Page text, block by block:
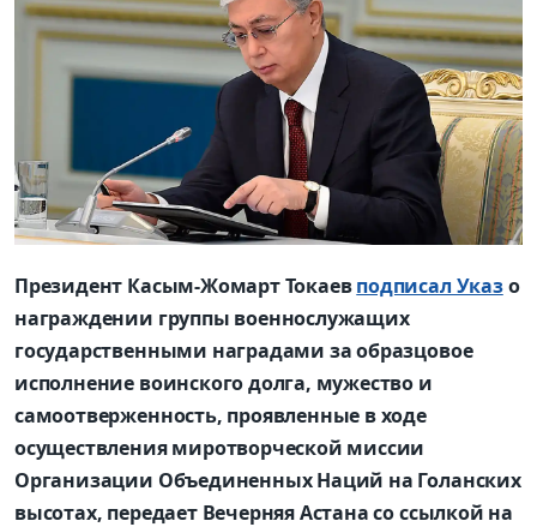
Президент Касым-Жомарт Токаевподписал Указо
награждении группы военнослужащих
государственными наградами за образцовое
исполнение воинского долга, мужество и
самоотверженность, проявленные в ходе
осуществления миротворческой миссии
Организации Объединенных Наций на Голанских
высотах, передает Вечерняя Астана со ссылкой на